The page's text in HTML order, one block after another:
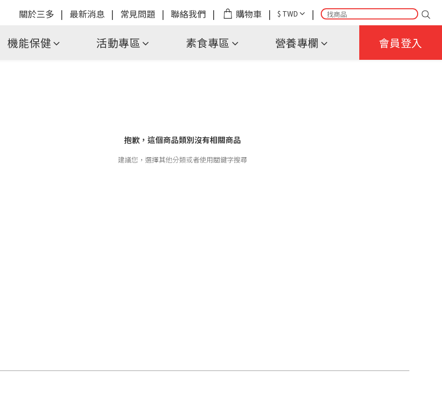
機能保健 活動專區 素食專區 營養專欄 會員登入
關於三多 | 最新消息 | 常見問題 | 聯絡我們 | 購物車 | $ TWD |
抱歉，這個商品類別沒有相關商品
建議您，選擇其他分類或者使用關鍵字搜尋